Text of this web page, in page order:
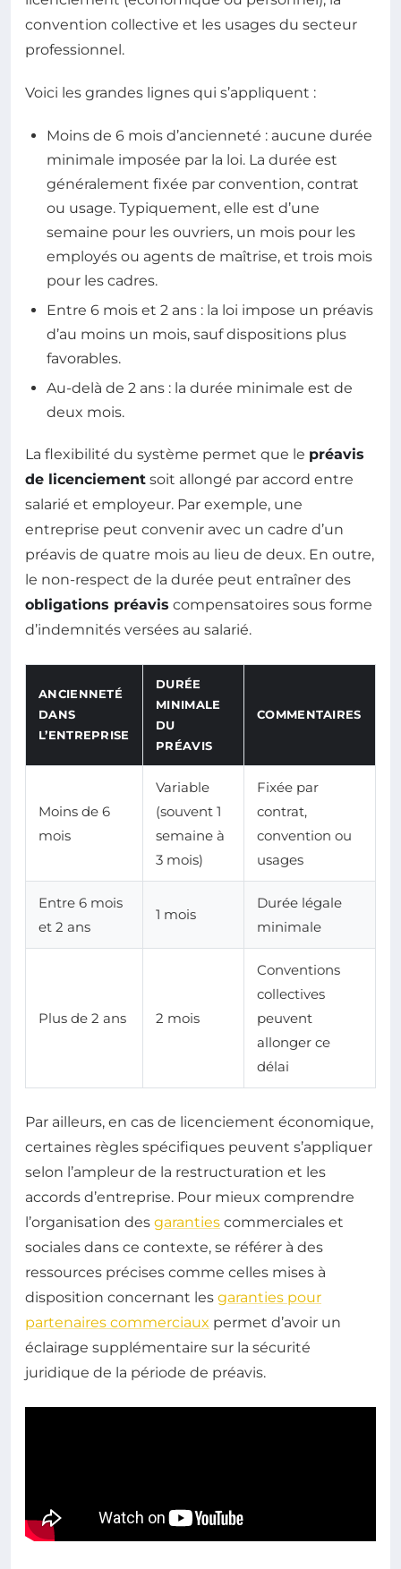
convention collective et les usages du secteur
professionnel.
Voici les grandes lignes qui s’appliquent :
Moins de 6 mois d’ancienneté : aucune durée
minimale imposée par la loi. La durée est
généralement fixée par convention, contrat
ou usage. Typiquement, elle est d’une
semaine pour les ouvriers, un mois pour les
employés ou agents de maîtrise, et trois mois
pour les cadres.
Entre 6 mois et 2 ans : la loi impose un préavis
d’au moins un mois, sauf dispositions plus
favorables.
Au-delà de 2 ans : la durée minimale est de
deux mois.
La flexibilité du système permet que le préavis
de licenciement soit allongé par accord entre
salarié et employeur. Par exemple, une
entreprise peut convenir avec un cadre d’un
préavis de quatre mois au lieu de deux. En outre,
le non-respect de la durée peut entraîner des
obligations préavis compensatoires sous forme
d’indemnités versées au salarié.
ANCIENNETÉ
DANS
L’ENTREPRISE
DURÉE
MINIMALE
DU
PRÉAVIS
COMMENTAIRES
Moins de 6
mois
Variable
(souvent 1
semaine à
3 mois)
Fixée par
contrat,
convention ou
usages
Entre 6 mois
et 2 ans
1 mois
Durée légale
minimale
Plus de 2 ans 2 mois
Conventions
collectives
peuvent
allonger ce
délai
Par ailleurs, en cas de licenciement économique,
certaines règles spécifiques peuvent s’appliquer
selon l’ampleur de la restructuration et les
accords d’entreprise. Pour mieux comprendre
l’organisation des garanties commerciales et
sociales dans ce contexte, se référer à des
ressources précises comme celles mises à
disposition concernant les garanties pour
partenaires commerciaux permet d’avoir un
éclairage supplémentaire sur la sécurité
juridique de la période de préavis.